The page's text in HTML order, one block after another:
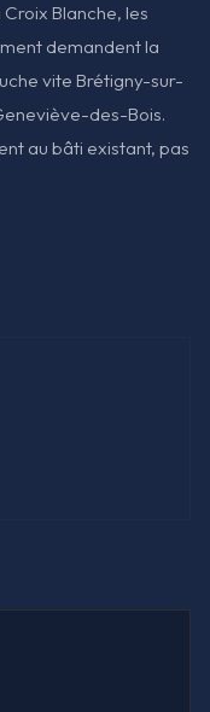
Blanche, les
demandent la
vite Brétigny-sur-
des-Bois.
au bâti existant, pas